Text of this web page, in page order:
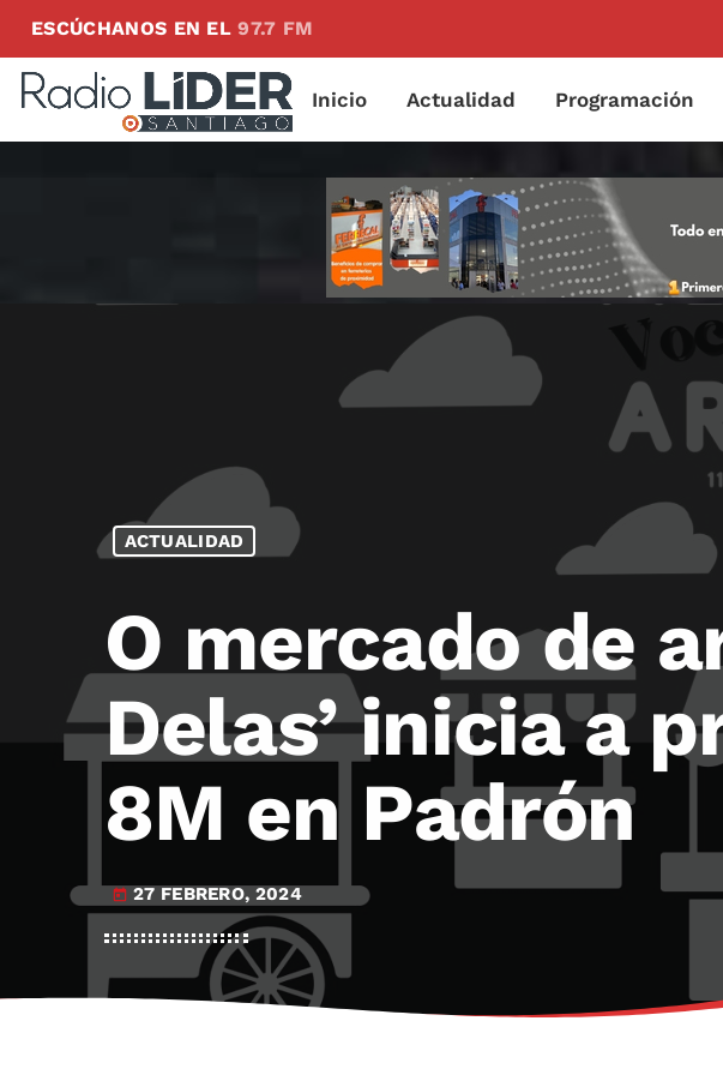
ESCÚCHANOS EN EL97.7 FM
Inicio Actualidad Programación
ACTUALIDAD
O mercado de
Delas’ inicia a
8M en Padrón
today 27 FEBRERO, 2024